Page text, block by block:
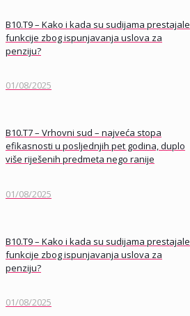
B10.T9 – Kako i kada su sudijama prestajale
funkcije zbog ispunjavanja uslova za
penziju?
01/08/2025
B10.T7 – Vrhovni sud – najveća stopa
efikasnosti u posljednjih pet godina, duplo
više riješenih predmeta nego ranije
01/08/2025
B10.T9 – Kako i kada su sudijama prestajale
funkcije zbog ispunjavanja uslova za
penziju?
01/08/2025